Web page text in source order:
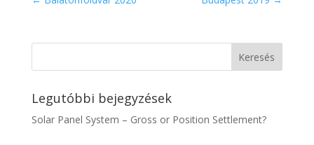
Legutóbbi bejegyzések
Solar Panel System – Gross or Position Settlement?